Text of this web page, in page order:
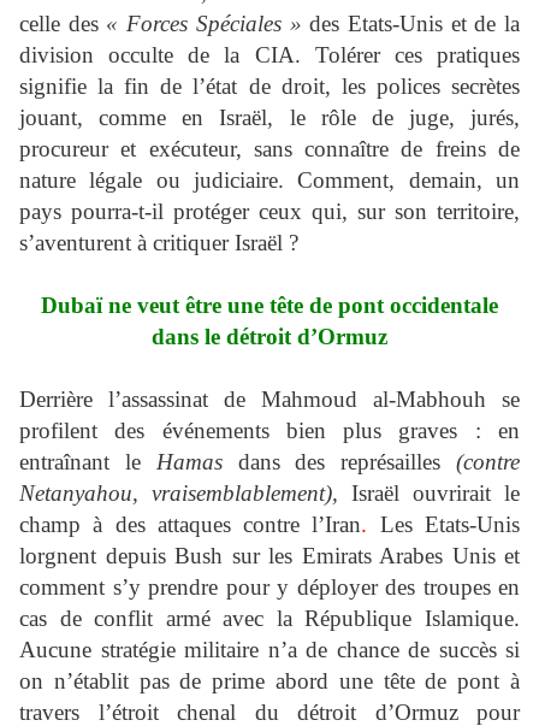
celle des « Forces Spéciales » des Etats-Unis et de la
division occulte de la CIA. Tolérer ces pratiques
signifie la fin de l’état de droit, les polices secrètes
jouant, comme en Israël, le rôle de juge, jurés,
procureur et exécuteur, sans connaître de freins de
nature légale ou judiciaire. Comment, demain, un
pays pourra-t-il protéger ceux qui, sur son territoire,
s’aventurent à critiquer Israël ?
Dubaï ne veut être une tête de pont occidentale
dans le détroit d’Ormuz
Derrière l’assassinat de Mahmoud al-Mabhouh se
profilent des événements bien plus graves : en
entraînant le Hamasdans des représailles(contre
Netanyahou, vraisemblablement), Israël ouvrirait le
champ à des attaques contre l’Iran. Les Etats-Unis
lorgnent depuis Bush sur les Emirats Arabes Unis et
comment s’y prendre pour y déployer des troupes en
cas de conflit armé avec la République Islamique.
Aucune stratégie militaire n’a de chance de succès si
on n’établit pas de prime abord une tête de pont à
travers l’étroit chenal du détroit d’Ormuz pour